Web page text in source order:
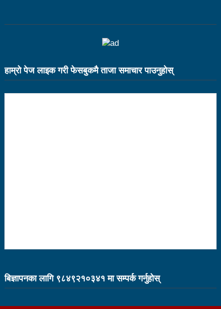
आयोगको बैठक सकियो
वृत्तचित्र फिल्म ‘गर्ल्स रिराइटिङ डेस्टिनी’ को विशेष प्रदर्शनी
दुईपिपलमा बुधबार रोपाइ जात्राः कलाकारको व्यवस्थापनमा
जनप्रतिनिधि
नेपालको आर्थिक सामाजिक विकास नै चीनको उत्कट चाहना
होः राजदूत छन सोङ
संघीयताका अवसर र उपलब्धीको सदुपयोग गर्नुपर्नेमा वक्ताहरुको
हाम्राे पेज लाइक गरी फेसबुकमै ताजा समाचार पाउनुहाेस्
बिज्ञापनका लागि ९८४९२१०३४१ मा सम्पर्क गर्नुहाेस्